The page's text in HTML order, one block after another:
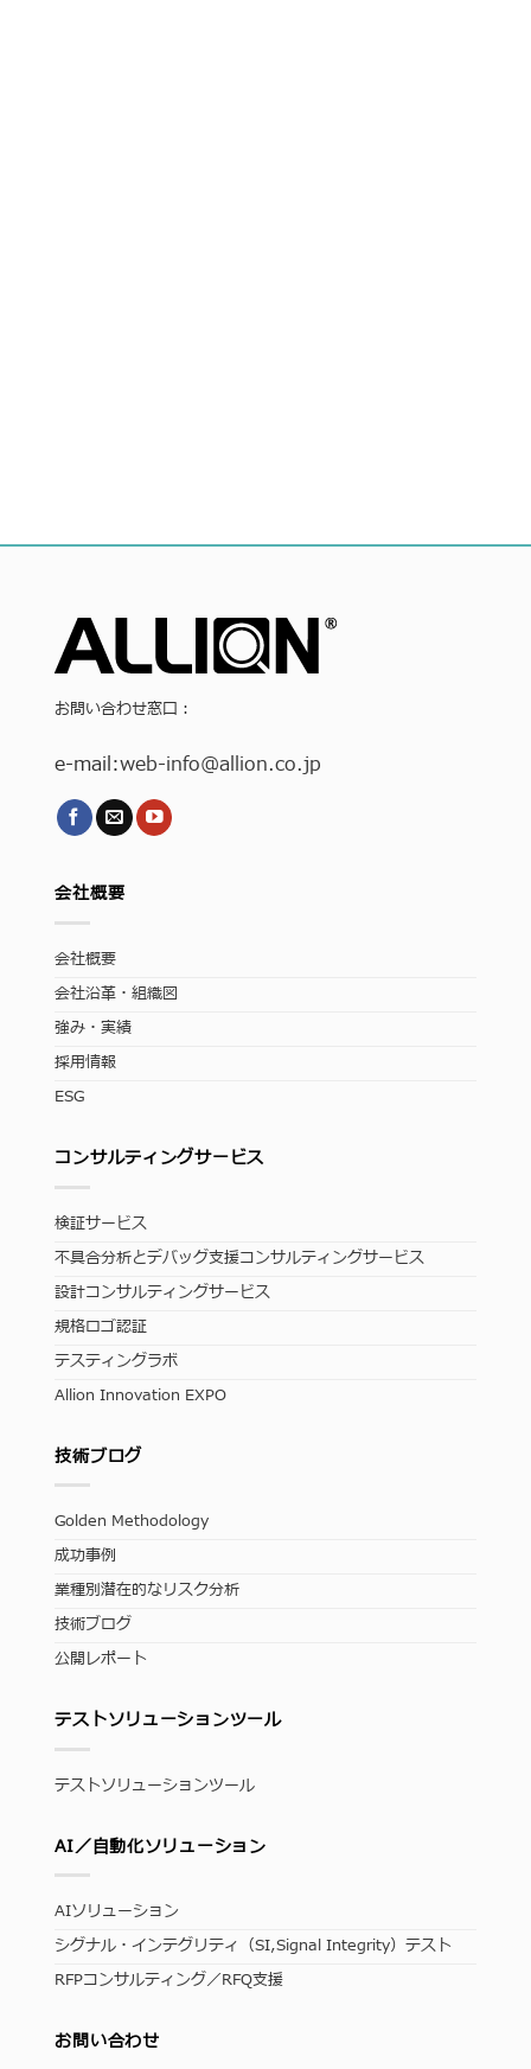
お問い合わせ窓口：
e-mail:web-info@allion.co.jp
会社概要
会社概要
会社沿革・組織図
強み・実績
採用情報
ESG
コンサルティングサービス
検証サービス
不具合分析とデバッグ支援コンサルティングサービス
設計コンサルティングサービス
規格ロゴ認証
テスティングラボ
Allion Innovation EXPO
技術ブログ
Golden Methodology
成功事例
業種別潜在的なリスク分析
技術ブログ
公開レポート
テストソリューションツール
テストソリューションツール
AI／自動化ソリューション
AIソリューション
シグナル・インテグリティ（SI,Signal Integrity）テスト
RFPコンサルティング／RFQ支援
お問い合わせ